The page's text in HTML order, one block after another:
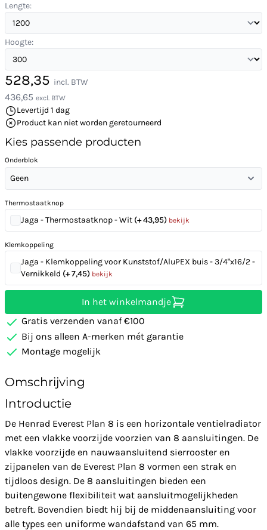
Lengte:
Hoogte:
528,35 incl. BTW
436,65 excl. BTW
Levertijd 1 dag
Product kan niet worden geretourneerd
Kies passende producten
Onderblok
Geen
Thermostaatknop
Jaga - Thermostaatknop - Wit (+ 43,95) bekijk
Klemkoppeling
Jaga - Klemkoppeling voor Kunststof/AluPEX buis - 3/4"x16/2 -
Vernikkeld (+ 7,45) bekijk
In het winkelmandje
Gratis verzenden vanaf €100
Bij ons alleen A-merken mét garantie
Montage mogelijk
Omschrijving
Introductie
De Henrad Everest Plan 8 is een horizontale ventielradiator
met een vlakke voorzijde voorzien van 8 aansluitingen. De
vlakke voorzijde en nauwaansluitend sierrooster en
zijpanelen van de Everest Plan 8 vormen een strak en
tijdloos design. De 8 aansluitingen bieden een
buitengewone flexibiliteit wat aansluitmogelijkheden
betreft. Bovendien biedt hij bij de middenaansluiting voor
alle types een uniforme wandafstand van 65 mm.